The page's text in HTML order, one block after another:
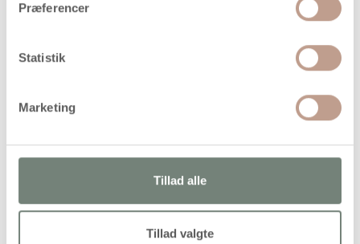
Præferencer
Statistik
Marketing
Tillad alle
Tillad valgte
Stålwire til armbånd med 60 omgange
Alternativer